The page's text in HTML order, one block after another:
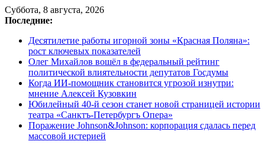
Перейти
к
Суббота, 8 августа, 2026
Последние:
Десятилетие работы игорной зоны «Красная Поляна»:
рост ключевых показателей
Олег Михайлов вошёл в федеральный рейтинг
политической влиятельности депутатов Госдумы
Когда ИИ-помощник становится угрозой изнутри:
мнение Алексей Кузовкин
Юбилейный 40-й сезон станет новой страницей истории
театра «Санктъ-Петербургъ Опера»
Поражение Johnson&Johnson: корпорация сдалась перед
массовой истерией